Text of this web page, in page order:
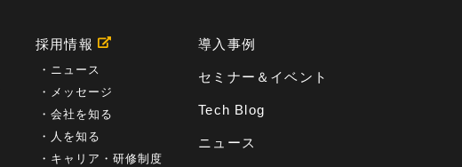
採用情報
ニュース
メッセージ
会社を知る
人を知る
キャリア・研修制度
導入事例
セミナー＆イベント
Tech Blog
ニュース